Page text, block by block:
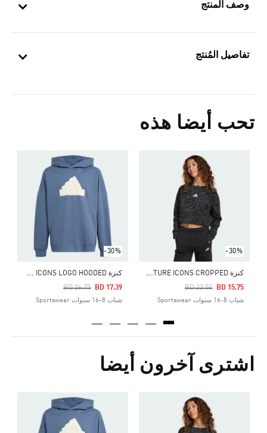
وصف المنتج
تفاصيل المُنتج
تحب أيضا هذه
-30%
ك
نزة FUTURE ICONS CROPPED
Price Reduced From
BD 22.50
To BD 15.75
شباب 8-16 سنوات Sportswear
-30%
ك
نزة FUTURE ICONS LOGO HOODED
Price Reduced From
BD 26.75
To BD 17.39
شباب 8-16 سنوات Sportswear
Price Reduced From
To
اشترى آخرون أيضا
Price Reduced From
To